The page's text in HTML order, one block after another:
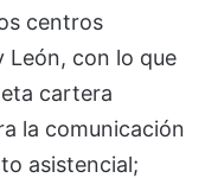
centros
León, con lo que
cartera
la comunicación
asistencial;